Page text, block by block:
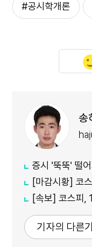
#공시학개론
송
증시 '뚝뚝' 떨
[마감시황] 코스
[속보] 코스피,
기자의 다른